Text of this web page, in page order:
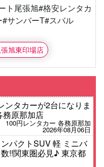
ト尾張旭#格安レンタカ
サンバーT#スバル
旭東印場店
ンタカーが2台になりま
務原那加店
100円レンタカー 各務原那加
2026年08月06日
パクトSUV 軽 ミニバ
!!関東圏必見♪ 東京都